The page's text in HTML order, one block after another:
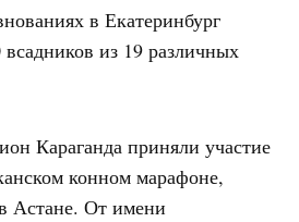
в Екатеринбург
из 19 различных
Караганда приняли участие
конном марафоне,
Астане. От имени